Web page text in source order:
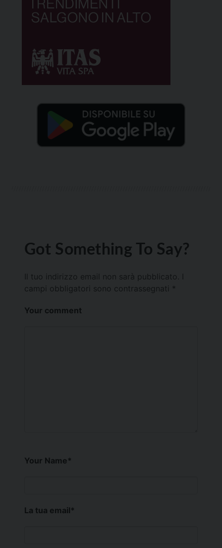
Got Something To Say?
Il tuo indirizzo email non sarà pubblicato.
campi obbligatori sono contrassegnati *
Your comment
Your Name*
La tua email*